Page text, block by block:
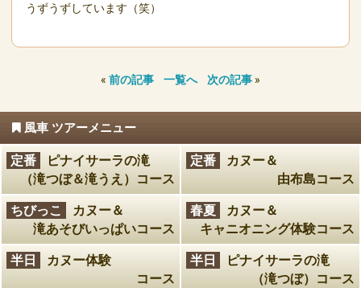
うずうずしています（笑）
« 前の記事 一覧へ 次の記事 »
風車 ツアーメニュー
定番
ピナイサーラの滝
（滝つぼ＆滝うえ）コース
定番
カヌー＆
由布島コース
ちびっこ
カヌー＆
滝あそびいっぱいコース
春夏
カヌー＆
キャニオニング体験コース
半日
カヌー体験
コース
半日
ピナイサーラの滝
（滝つぼ）コース